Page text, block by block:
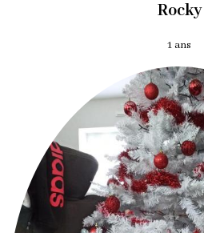
Rocky
1 ans